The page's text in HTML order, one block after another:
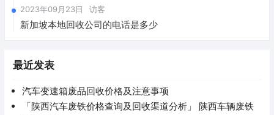
2023年09月23日 访客
新加坡本地回收公司的电话是多少
最近发表
汽车变速箱废品回收价格及注意事项
「陕西汽车废铁价格查询及回收渠道分析」 陕西车辆废铁